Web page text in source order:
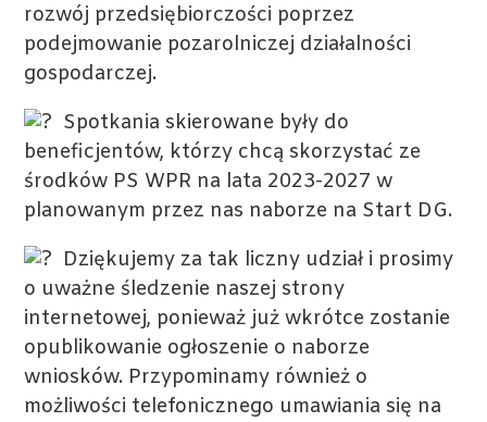
rozwój przedsiębiorczości poprzez
podejmowanie pozarolniczej działalności
gospodarczej.
Spotkania skierowane były do
beneficjentów, którzy chcą skorzystać ze
środków PS WPR na lata 2023-2027 w
planowanym przez nas naborze na Start DG.
Dziękujemy za tak liczny udział i prosimy
o uważne śledzenie naszej strony
internetowej, ponieważ już wkrótce zostanie
opublikowanie ogłoszenie o naborze
wniosków. Przypominamy również o
możliwości telefonicznego umawiania się na